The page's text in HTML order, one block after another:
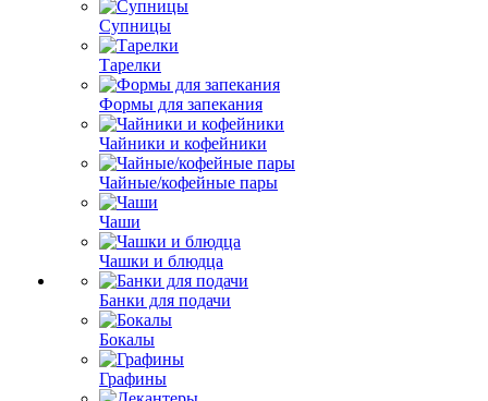
Супницы
Тарелки
Формы для запекания
Чайники и кофейники
Чайные/кофейные пары
Чаши
Чашки и блюдца
Банки для подачи
Бокалы
Графины